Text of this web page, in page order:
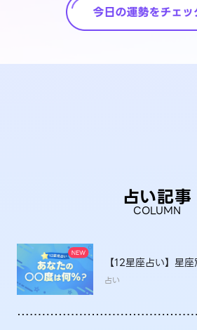
占い記事
COLUMN
【12星座占い】星
占い